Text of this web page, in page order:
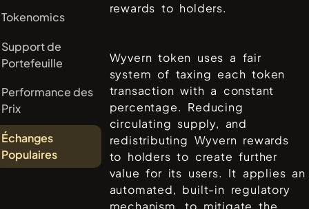
Tokenomics
Support de
Portefeuille
Performance des
Prix
Échanges
Populaires
rewards to holders.
Wyvern token uses a fair
system of taxing each token
transaction with a constant
percentage. Reducing
circulating supply, and
redistributing Wyvern rewards
to holders to create further
value for its users. It applies an
automated, built-in regulatory